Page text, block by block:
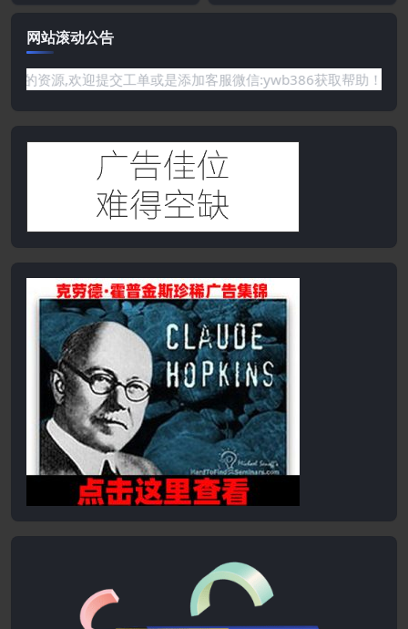
网站滚动公告
有你需要的资源,欢迎提交工单或是添加客服微信:ywb386获取帮